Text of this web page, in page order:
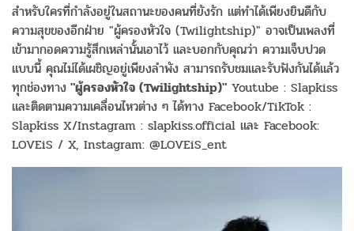
สำหรับใครที่กำลังอยู่ในสถานะของคนที่ยังรัก แต่ทำได้เพียงยินดีกับ
ความสุขของอีกฝ่าย "ผู้ครองหัวใจ (Twilightship)" อาจเป็นเพลงที่
เข้ามากอดความรู้สึกเหล่านั้นเอาไว้ และบอกกับคุณว่า ความเจ็บปวด
แบบนี้ คุณไม่ได้เผชิญอยู่เพียงลำพัง สามารถรับชมและรับฟังกันได้แล้ว
ทุกช่องทาง "ผู้ครองหัวใจ (Twilightship)" Youtube : Slapkiss
และติดตามความเคลื่อนไหวต่าง ๆ ได้ทาง Facebook/TikTok :
Slapkiss X/Instagram : slapkiss.official และ Facebook:
LOVEiS / X, Instagram: @LOVEiS_ent